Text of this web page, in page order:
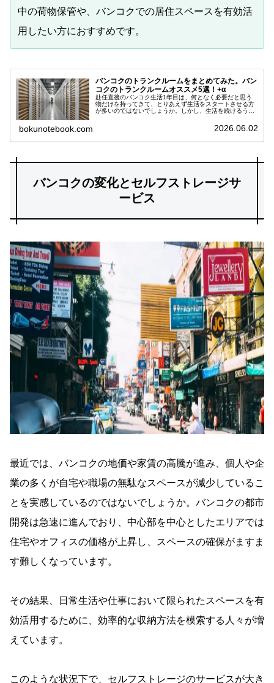
中の荷物保管や、バンコクでの居住スペースを有効活
用したい方におすすめです。
バンコクのトランクルームをまとめてみた。バン
コクのトランクルームオススメ5選！+α
赴任直後のバンコク生活1年目は、何となく必要だと思う
物だけを持ってきて、とりあえず生活をスタートさせる方
が多いのではないでしょうか。しかし、生活を続けるうち
bokunotebook.com 2026.06.02
バンコクの変化とセルフストレージサ
ービス
最近では、バンコクの地価や家賃の高騰が進み、個人や企
業の多くが自宅や職場の無駄なスペースが減少しているこ
とを実感しているのではないでしょうか。バンコクの都市
開発は急速に進んでおり、中心部を中心としたエリアでは
住宅やオフィスの価格が上昇し、スペースの確保がますま
す難しくなっています。
その結果、日常生活や仕事において限られたスペースを有
効活用するために、効率的な収納方法を模索する人々が増
えています。
このような状況下で、セルフストレージのサービスが大き